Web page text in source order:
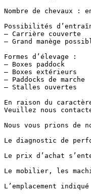
Nombre de chevaux :
Possibilités
– Carrière couverte
– Grand manège
Formes d’élevage :
– Boxes paddock
– Boxes extérieurs
– Paddocks de marche
– Stalles ouvertes
En raison du
Veuillez nous
Nous vous prions de
Le diagnostic de
Le prix d’achat
Le mobilier, les
L’emplacement